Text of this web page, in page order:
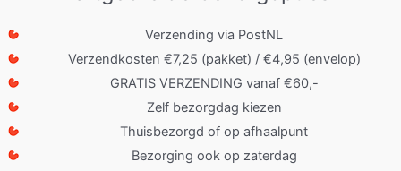
Verzending via PostNL
Verzendkosten €7,25 (pakket) / €4,95 (envelop)
GRATIS VERZENDING vanaf €60,-
Zelf bezorgdag kiezen
Thuisbezorgd of op afhaalpunt
Bezorging ook op zaterdag